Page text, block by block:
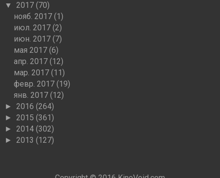
▼ 2017 (70)
нояб. 2017(1)
июл. 2017(2)
июн. 2017(7)
мая 2017(6)
апр. 2017(12)
мар. 2017(11)
февр. 2017(19)
янв. 2017(12)
► 2016 (264)
► 2015 (361)
► 2014 (302)
► 2013 (127)